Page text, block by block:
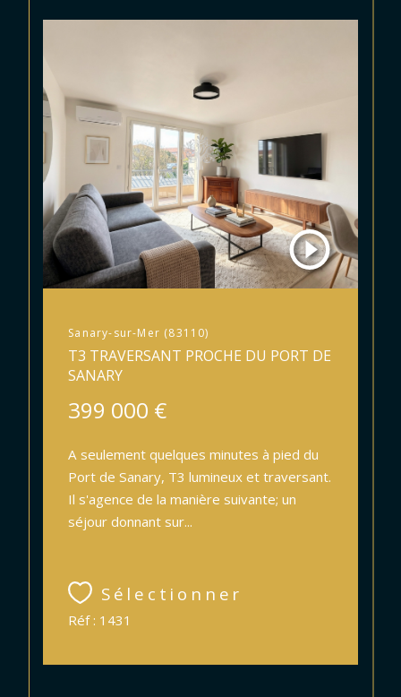
Sanary-sur-Mer (83110)
T3 TRAVERSANT PROCHE DU PORT DE
SANARY
399 000 €
A seulement quelques minutes à pied du
Port de Sanary, T3 lumineux et traversant.
Il s'agence de la manière suivante; un
séjour donnant sur...
Sélectionner
Réf : 1431